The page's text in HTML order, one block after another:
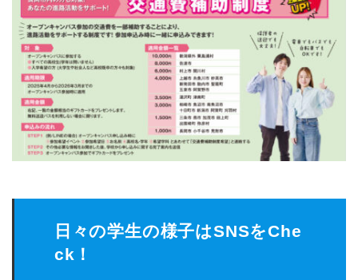
日々の学生の様子はSNSをChe
ck！